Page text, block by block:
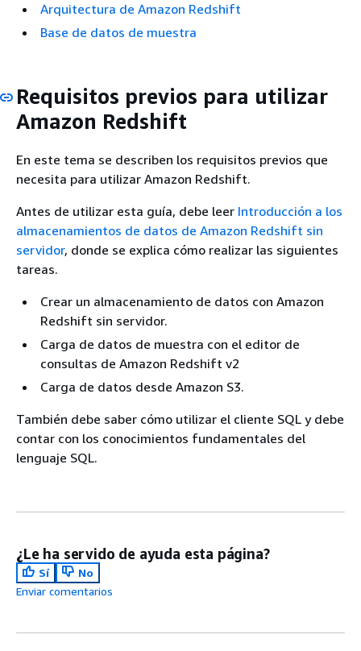
Arquitectura de Amazon Redshift
Base de datos de muestra
Requisitos previos para utilizar
Amazon Redshift
En este tema se describen los requisitos previos que
necesita para utilizar Amazon Redshift.
Antes de utilizar esta guía, debe leer Introducción a los
almacenamientos de datos de Amazon Redshift sin
servidor, donde se explica cómo realizar las siguientes
tareas.
Crear un almacenamiento de datos con Amazon
Redshift sin servidor.
Carga de datos de muestra con el editor de
consultas de Amazon Redshift v2
Carga de datos desde Amazon S3.
También debe saber cómo utilizar el cliente SQL y debe
contar con los conocimientos fundamentales del
lenguaje SQL.
¿Le ha servido de ayuda esta página?
Sí
No
Enviar comentarios